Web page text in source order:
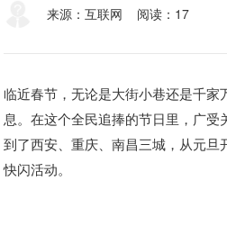
来源：互联网 阅读：17
临近春节，无论是大街小巷还是千
息。在这个全民追捧的节日里，广
到了西安、重庆、南昌三城，从元旦
快闪活动。